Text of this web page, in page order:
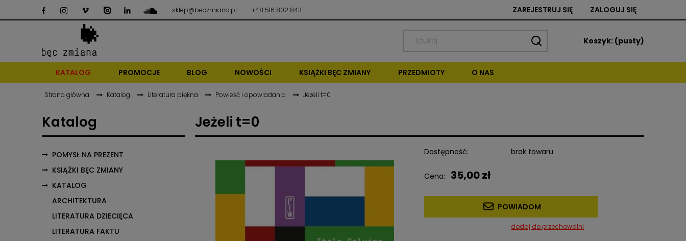
sklep@beczmiana.pl +48 516 802 843 ZAREJESTRUJ SIĘ ZALOGUJ SIĘ
Koszyk: (pusty)
KATALOG PROMOCJE BLOG NOWOŚCI KSIĄŻKI BĘC ZMIANY PRZEDMIOTY O NAS
Strona główna Katalog Literatura piękna Powieść i opowiadania Jeżeli t=0
Katalog
POMYSŁ NA PREZENT
KSIĄŻKI BĘC ZMIANY
KATALOG
ARCHITEKTURA
LITERATURA DZIECIĘCA
LITERATURA FAKTU
Jeżeli t=0
Dostępność: brak towaru
Cena: 35,00 zł
POWIADOM
dodaj do przechowalni